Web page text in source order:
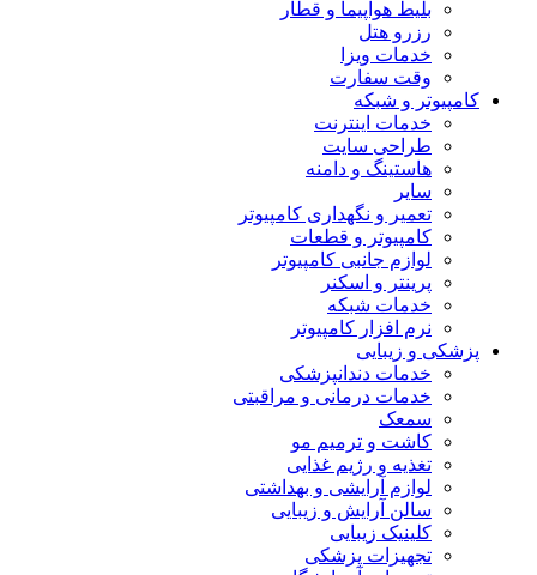
بلیط هواپیما و قطار
رزرو هتل
خدمات ویزا
وقت سفارت
کامپیوتر و شبکه
خدمات اینترنت
طراحی سایت
هاستینگ و دامنه
سایر
تعمیر و نگهداری کامپیوتر
کامپیوتر و قطعات
لوازم جانبی کامپیوتر
پرینتر و اسکنر
خدمات شبکه
نرم افزار کامپیوتر
پزشکی و زیبایی
خدمات دندانپزشکی
خدمات درمانی و مراقبتی
سمعک
کاشت و ترمیم مو
تغذیه و رژیم غذایی
لوازم آرایشی و بهداشتی
سالن آرایش و زیبایی
کلینیک زیبایی
تجهیزات پزشکی